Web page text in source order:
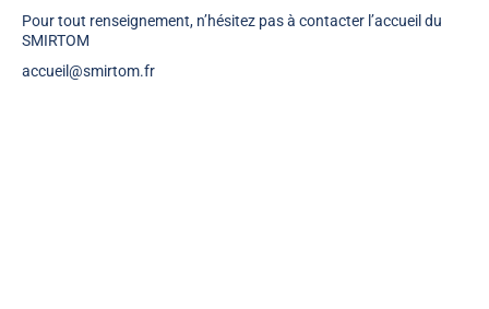
Pour tout renseignement, n’hésitez pas à contacter l’accueil du
SMIRTOM
accueil@smirtom.fr